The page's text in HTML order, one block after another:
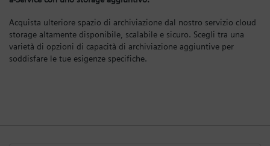
Industrial Software Store
Acquista ulteriore spazio di archiviazione dal nostro servizio cloud
storage altamente disponibile, scalabile e sicuro. Scegli tra una
varietà di opzioni di capacità di archiviazione aggiuntive per
soddisfare le tue esigenze specifiche.